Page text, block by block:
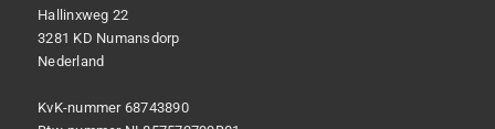
Hallinxweg 22
3281 KD Numansdorp
Nederland
KvK-nummer 68743890